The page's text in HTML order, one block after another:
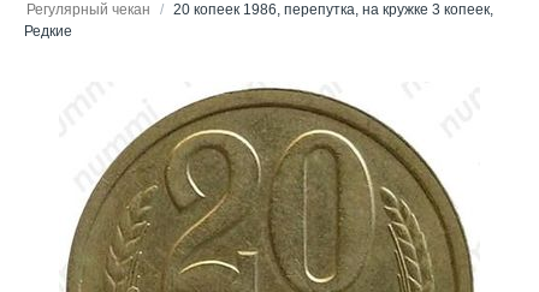
Регулярный чекан
/ 20 копеек 1986, перепутка, на кружке 3 копеек,
Редкие